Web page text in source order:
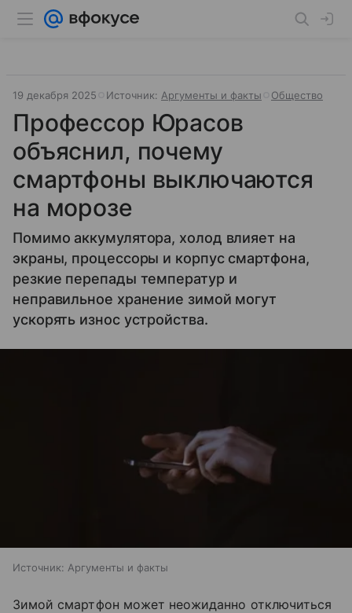
19 декабря 2025 Источник: Аргументы и факты Общество
Профессор Юрасов
объяснил, почему
смартфоны выключаются
на морозе
Помимо аккумулятора, холод влияет на
экраны, процессоры и корпус смартфона,
резкие перепады температур и
неправильное хранение зимой могут
ускорять износ устройства.
Источник: Аргументы и факты
Зимой смартфон может неожиданно отключиться